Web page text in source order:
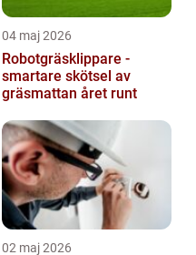
04 maj 2026
Robotgräsklippare -
smartare skötsel av
gräsmattan året runt
02 maj 2026